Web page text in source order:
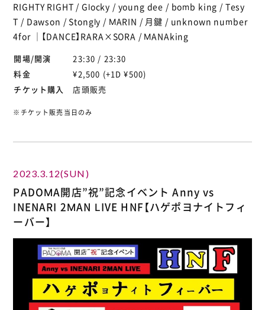
RIGHTY RIGHT / Glocky / young dee / bomb king / Tesy
T / Dawson / Stongly / MARIN / 月鍵 / unknown number
4for ｜【DANCE】RARA×SORA / MANAking
開場/開演
23:30 / 23:30
料金
¥2,500 (+1D ¥500)
チケット購入
店頭販売
※チケット販売当日のみ
2023.3.12(SUN)
PADOMA開店”祝”記念イベント Anny vs
INENARI 2MAN LIVE HNF【ハゲポヨナイトフィ
ーバー】